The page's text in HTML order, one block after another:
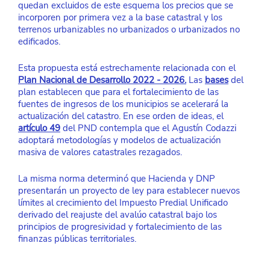
quedan excluidos de este esquema los precios que se
incorporen por primera vez a la base catastral y los
terrenos urbanizables no urbanizados o urbanizados no
edificados.
Esta propuesta está estrechamente relacionada con el
Plan Nacional de Desarrollo 2022 - 2026. Las bases del
plan establecen que para el fortalecimiento de las
fuentes de ingresos de los municipios se acelerará la
actualización del catastro. En ese orden de ideas, el
artículo 49 del PND contempla que el Agustín Codazzi
adoptará metodologías y modelos de actualización
masiva de valores catastrales rezagados.
La misma norma determinó que Hacienda y DNP
presentarán un proyecto de ley para establecer nuevos
límites al crecimiento del Impuesto Predial Unificado
derivado del reajuste del avalúo catastral bajo los
principios de progresividad y fortalecimiento de las
finanzas públicas territoriales.